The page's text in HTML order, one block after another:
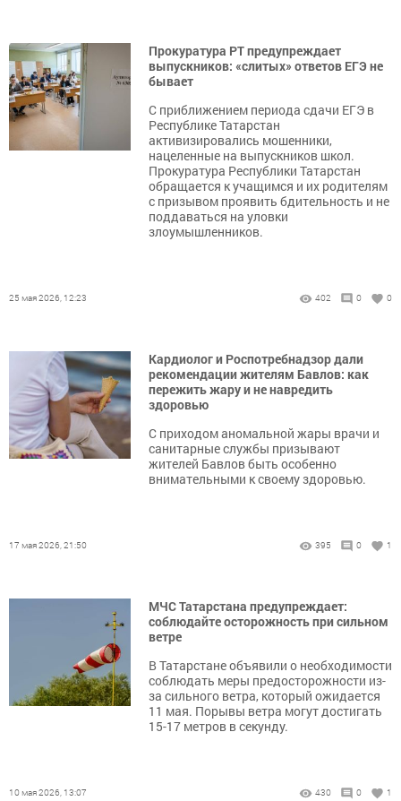
Прокуратура РТ предупреждает
выпускников: «слитых» ответов ЕГЭ не
бывает
С приближением периода сдачи ЕГЭ в
Республике Татарстан
активизировались мошенники,
нацеленные на выпускников школ.
Прокуратура Республики Татарстан
обращается к учащимся и их родителям
с призывом проявить бдительность и не
поддаваться на уловки
злоумышленников.
25 мая 2026, 12:23 402 0 0
Кардиолог и Роспотребнадзор дали
рекомендации жителям Бавлов: как
пережить жару и не навредить
здоровью
С приходом аномальной жары врачи и
санитарные службы призывают
жителей Бавлов быть особенно
внимательными к своему здоровью.
17 мая 2026, 21:50 395 0 1
МЧС Татарстана предупреждает:
соблюдайте осторожность при сильном
ветре
В Татарстане объявили о необходимости
соблюдать меры предосторожности из-
за сильного ветра, который ожидается
11 мая. Порывы ветра могут достигать
15-17 метров в секунду.
10 мая 2026, 13:07 430 0 1